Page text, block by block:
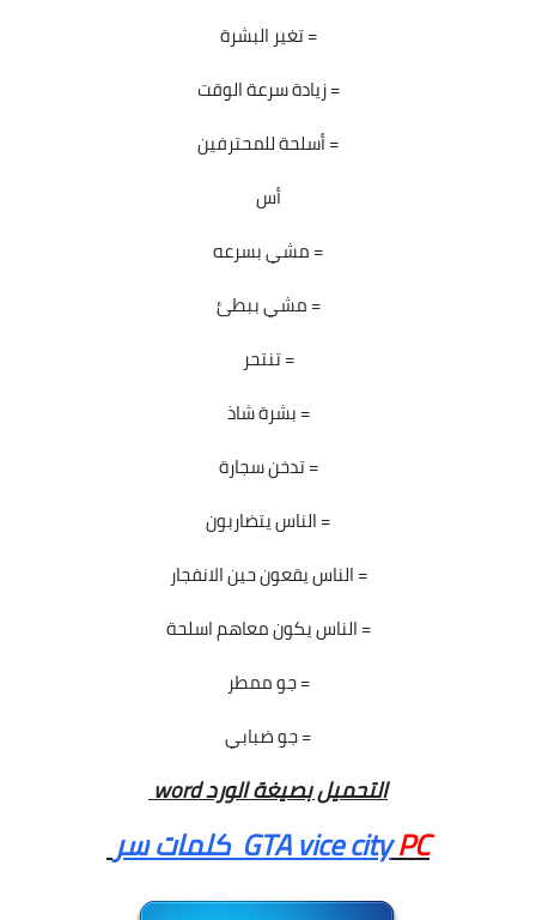
تغير البشرة =
زيادة سرعة الوقت =
أسلحة للمحترفين =
أس
مشي بسرعه =
مشي ببطئ =
تنتحر =
بشرة شاذ =
تدخن سجارة =
الناس يتضاربون =
الناس يقعون حين الانفجار =
الناس يكون معاهم اسلحة =
جو ممطر =
جو ضبابي =
word التحميل بصيغة الورد
كلمات سر GTA vice cityPC